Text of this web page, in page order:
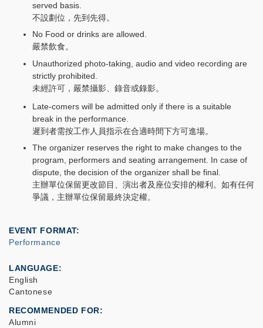
served basis.
不設劃位，先到先得。
No Food or drinks are allowed.
嚴禁飲食。
Unauthorized photo-taking, audio and video recording are
strictly prohibited.
未經許可，嚴禁攝影、錄音或錄影。
Late-comers will be admitted only if there is a suitable
break in the performance.
遲到者需按工作人員指示在合適時間下方可進場。
The organizer reserves the right to make changes to the
program, performers and seating arrangement. In case of
dispute, the decision of the organizer shall be final.
主辦單位保留更改節目、演出者及座位安排的權利。如有任何
爭議，主辦單位保留最終決定權。
EVENT FORMAT
Performance
LANGUAGE
English
Cantonese
RECOMMENDED FOR
Alumni